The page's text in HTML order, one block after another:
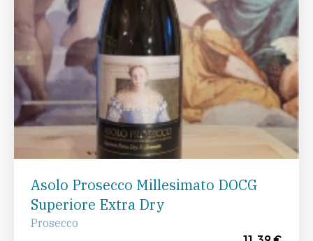
Asolo Prosecco Millesimato DOCG
Superiore Extra Dry
Prosecco